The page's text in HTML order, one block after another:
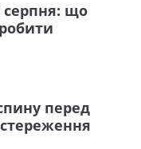
серпня: що
перед